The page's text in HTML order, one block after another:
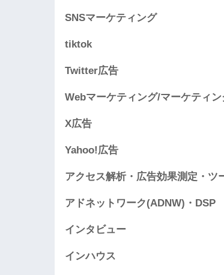
SNSマーケティング
tiktok
Twitter広告
Webマーケティング/マーケティン
X広告
Yahoo!広告
アクセス解析・広告効果測定・ツ
アドネットワーク(ADNW)・DSP
インタビュー
インハウス